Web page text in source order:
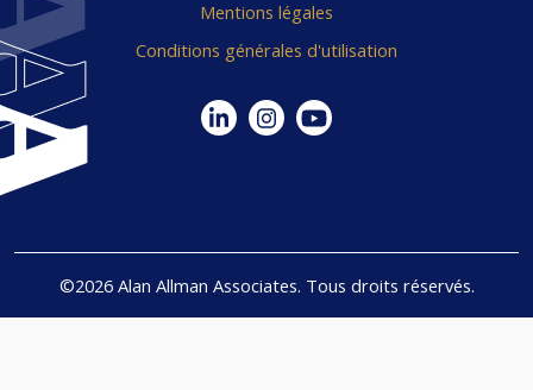
Mentions légales
Conditions générales d'utilisation
©2026 Alan Allman Associates. Tous droits réservés.